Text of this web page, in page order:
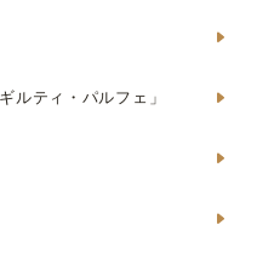
ルティ・パルフェ」